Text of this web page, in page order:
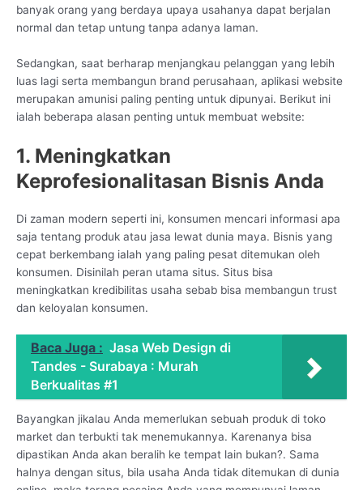
banyak orang yang berdaya upaya usahanya dapat berjalan
normal dan tetap untung tanpa adanya laman.
Sedangkan, saat berharap menjangkau pelanggan yang lebih
luas lagi serta membangun brand perusahaan, aplikasi website
merupakan amunisi paling penting untuk dipunyai. Berikut ini
ialah beberapa alasan penting untuk membuat website:
1. Meningkatkan
Keprofesionalitasan Bisnis Anda
Di zaman modern seperti ini, konsumen mencari informasi apa
saja tentang produk atau jasa lewat dunia maya. Bisnis yang
cepat berkembang ialah yang paling pesat ditemukan oleh
konsumen. Disinilah peran utama situs. Situs bisa
meningkatkan kredibilitas usaha sebab bisa membangun trust
dan keloyalan konsumen.
Baca Juga : Jasa Web Design di
Tandes - Surabaya : Murah
Berkualitas #1
Bayangkan jikalau Anda memerlukan sebuah produk di toko
market dan terbukti tak menemukannya. Karenanya bisa
dipastikan Anda akan beralih ke tempat lain bukan?. Sama
halnya dengan situs, bila usaha Anda tidak ditemukan di dunia